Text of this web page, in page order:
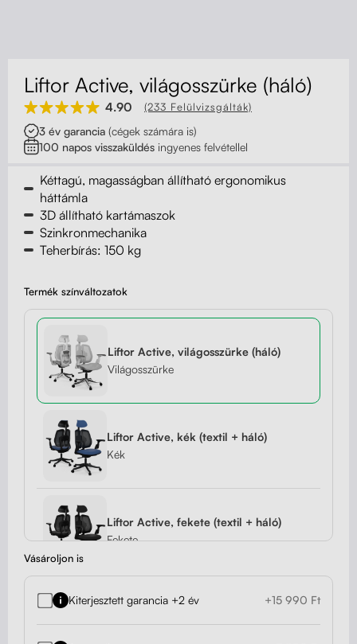
Zárható fiók
Fa monitor állványok
Akusztikus paravánok
Deréktámaszok
Liftor Active, világosszürke (háló)
4.90 (233 Felülvizsgálták)
3 év garancia (cégek számára is)
100 napos visszaküldés ingyenes felvétellel
Kéttagú, magasságban állítható ergonomikus
háttámla
3D állítható kartámaszok
Szinkronmechanika
Teherbírás: 150 kg
Termék színváltozatok
Liftor Active, világosszürke (háló)
Világosszürke
Liftor Active, kék (textil + háló)
Kék
Liftor Active, fekete (textil + háló)
Fekete
Liftor Active, piros (textil + háló)
Piros
Vásároljon is
Kiterjesztett garancia +2 év +15 990 Ft